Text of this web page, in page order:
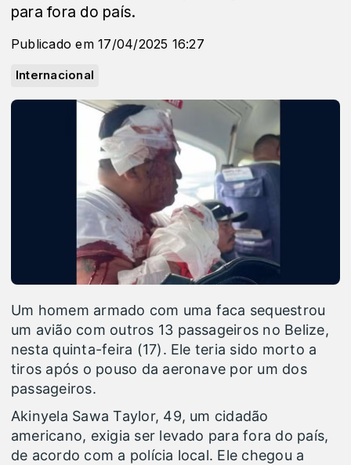
para fora do país.
Publicado em 17/04/2025 16:27
Internacional
Um homem armado com uma faca sequestrou
um avião com outros 13 passageiros no Belize,
nesta quinta-feira (17). Ele teria sido morto a
tiros após o pouso da aeronave por um dos
passageiros.
Akinyela Sawa Taylor, 49, um cidadão
americano, exigia ser levado para fora do país,
de acordo com a polícia local. Ele chegou a